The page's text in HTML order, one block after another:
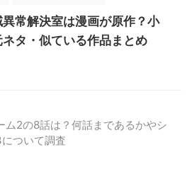
常解決室は漫画が原作？小
タ・似ている作品まとめ
ム2の8話は？何話まであるかやシ
ついて調査